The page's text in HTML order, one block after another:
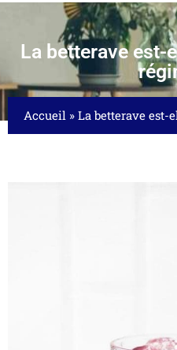
La betterave est-
Accueil » La betterave est-